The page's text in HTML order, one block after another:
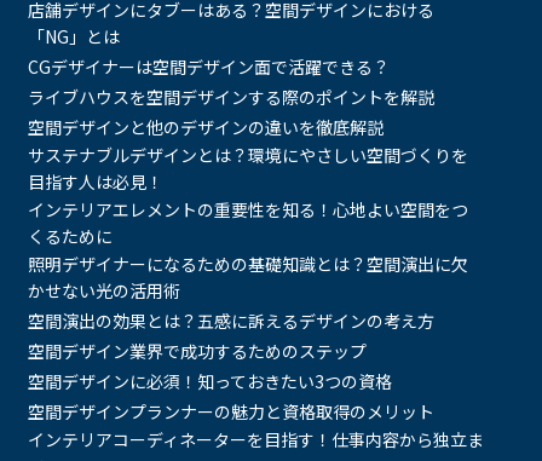
店舗デザインにタブーはある？空間デザインにおける
「NG」とは
CGデザイナーは空間デザイン面で活躍できる？
ライブハウスを空間デザインする際のポイントを解説
空間デザインと他のデザインの違いを徹底解説
サステナブルデザインとは？環境にやさしい空間づくりを
目指す人は必見！
インテリアエレメントの重要性を知る！心地よい空間をつ
くるために
照明デザイナーになるための基礎知識とは？空間演出に欠
かせない光の活用術
空間演出の効果とは？五感に訴えるデザインの考え方
空間デザイン業界で成功するためのステップ
空間デザインに必須！知っておきたい3つの資格
空間デザインプランナーの魅力と資格取得のメリット
インテリアコーディネーターを目指す！仕事内容から独立ま